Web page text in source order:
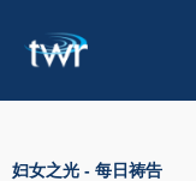
妇女之光 - 每日祷告